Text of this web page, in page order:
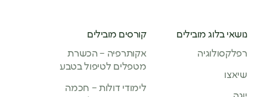
נושאי בלוג מובילים
רפלקסולוגיה
שיאצו
קורסים מובילים
אקותרפיה – הכשרת
מטפלים לטיפול בטבע
לימודי דולות – חכמה